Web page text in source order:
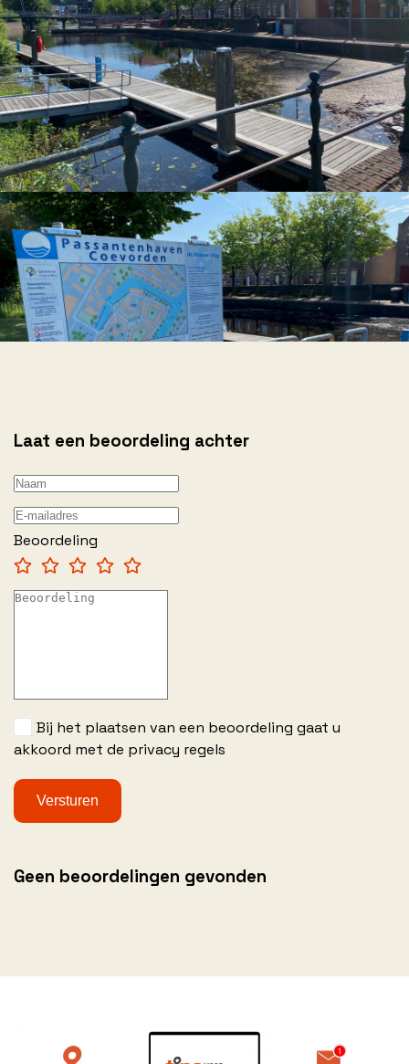
Geen beoordelingen gevonden
Laat een beoordeling achter
Beoordeling
Bij het plaatsen van een beoordeling gaat u
akkoord met de privacy regels